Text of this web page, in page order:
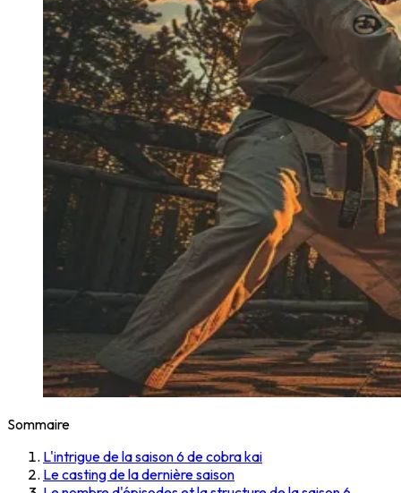
Sommaire
L'intrigue de la saison 6 de cobra kai
Le casting de la dernière saison